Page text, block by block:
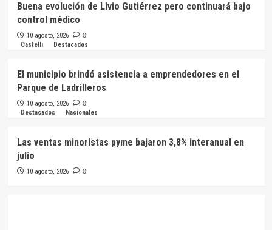
Buena evolución de Livio Gutiérrez pero continuará bajo
control médico
10 agosto, 2026 0
Castelli Destacados
El municipio brindó asistencia a emprendedores en el
Parque de Ladrilleros
10 agosto, 2026 0
Destacados Nacionales
Las ventas minoristas pyme bajaron 3,8% interanual en
julio
10 agosto, 2026 0